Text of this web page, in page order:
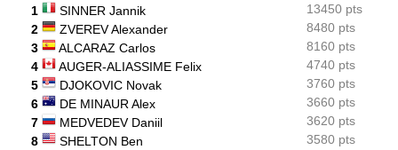
Pour son "retour", Arthur Fils est en huitièmes et rassure
ATP - Montréal
Une semaine après Washington, Rafa Jodar dompte encore
Musetti
09:20
ATP / WTA
Tous les résultats de ce jeudi 6 août 2026 et de la nuit
1 SINNER Jannik
13450 pts
2
ZVEREV Alexander
8480 pts
3
ALCARAZ Carlos
8160 pts
4
AUGER-ALIASSIME Felix
4740 pts
5
DJOKOVIC Novak
3760 pts
6
DE MINAUR Alex
3660 pts
7
MEDVEDEV Daniil
3620 pts
8
SHELTON Ben
3580 pts